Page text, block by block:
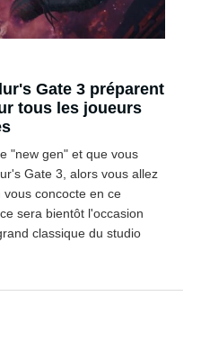
Gate 3 préparent
tous les joueurs
"new gen" et que vous
Gate 3, alors vous allez
concocte en ce
sera bientôt l'occasion
classique du studio